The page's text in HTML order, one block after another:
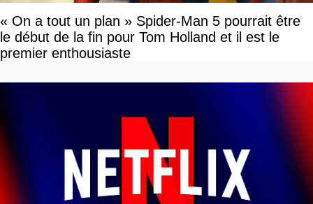
« On a tout un plan » Spider-Man 5 pourrait être
le début de la fin pour Tom Holland et il est le
premier enthousiaste